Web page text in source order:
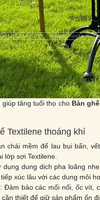
tăng tuổi thọ cho Bàn
Textilene thoáng khí
chải mềm để lau bụi bẩn,
lớp sợi Textilene.
dụng dung dịch pha loãng
xúc lâu với các dung môi
: Đảm bảo các mối nối, ốc vít,
thiết để giữ sản phẩm ổn